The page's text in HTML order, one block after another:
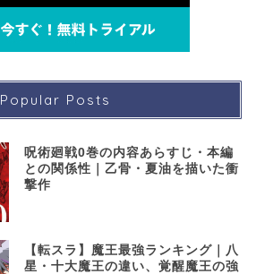
Popular Posts
呪術廻戦0巻の内容あらすじ・本編
との関係性｜乙骨・夏油を描いた衝
撃作
【転スラ】魔王最強ランキング｜八
星・十大魔王の違い、覚醒魔王の強